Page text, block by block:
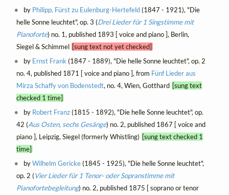
by Philipp, Fürst zu Eulenburg-Hertefeld(1847 - 1921), "Die
helle Sonne leuchtet", op. 3 (Drei Lieder für 1 Singstimme mit
Pianoforte) no. 1, published 1893 [ voice and piano ], Berlin,
Siegel & Schimmel [sung text not yet checked]
by Ernst Frank (1847 - 1889), "Die helle Sonne leuchtet", op. 2
no. 4, published 1871 [ voice and piano ], from Fünf Lieder aus
Mirza Schaffy von Bodenstedt, no. 4, Wien, Gotthard [sung text
checked 1 time]
by Robert Franz(1815 - 1892), "Die helle Sonne leuchtet", op.
42 (Aus Osten, sechs Gesänge) no. 2, published 1867 [ voice and
piano ], Leipzig, Siegel (formerly Whistling) [sung text checked 1
time]
byWilhelm Gericke(1845 - 1925), "Die helle Sonne leuchtet",
op. 2 (Vier Lieder für 1 Tenor- oder Sopranstimme mit
Pianofortebegleitung) no. 2, published 1875 [ soprano or tenor